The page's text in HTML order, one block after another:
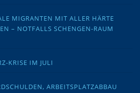
MIGRANTEN MIT ALLER HÄRTE
– NOTFALLS SCHENGEN-RAUM
KRISE IM JULI
ARBEITSPLATZABBAU